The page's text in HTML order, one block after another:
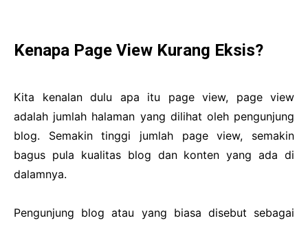
Kenapa Page View Kurang Eksis?
Kita kenalan dulu apa itu page view, page view
adalah jumlah halaman yang dilihat oleh pengunjung
blog. Semakin tinggi jumlah page view, semakin
bagus pula kualitas blog dan konten yang ada di
dalamnya.
Pengunjung blog atau yang biasa disebut sebagai